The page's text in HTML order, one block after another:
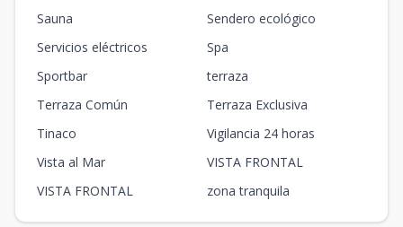
Sauna
Sendero ecológico
Servicios eléctricos
Spa
Sportbar
terraza
Terraza Común
Terraza Exclusiva
Tinaco
Vigilancia 24 horas
Vista al Mar
VISTA FRONTAL
VISTA FRONTAL
zona tranquila